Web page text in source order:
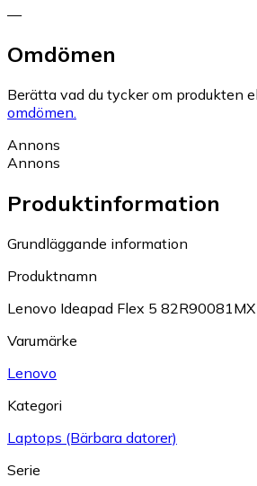
—
Omdömen
Berätta vad du tycker om produkten
omdömen.
Annons
Annons
Produktinformation
Grundläggande information
Produktnamn
Lenovo Ideapad Flex 5
Varumärke
Lenovo
Kategori
Laptops (Bärbara datorer)
Serie